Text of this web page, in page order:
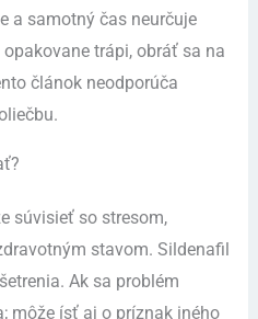
a samotný čas neurčuje
trápi, obráť sa na
článok neodporúča
súvisieť so stresom,
stavom. Sildenafil
Ak sa problém
môže ísť aj o príznak iného